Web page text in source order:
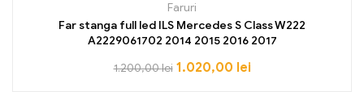
Faruri
Far stanga full led ILS Mercedes S Class W222
A2229061702 2014 2015 2016 2017
1.200,00lei 1.020,00 lei